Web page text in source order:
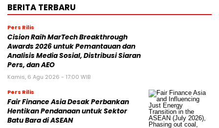
BERITA TERBARU
Pers Rilis
Cision Raih MarTech Breakthrough
Awards 2026 untuk Pemantauan dan
Analisis Media Sosial, Distribusi Siaran
Pers, dan AEO
Kamis, 6 Agu 2026 - 17:00 WIB
Pers Rilis
Fair Finance Asia Desak Perbankan
Hentikan Pendanaan untuk Sektor
Batu Bara di ASEAN